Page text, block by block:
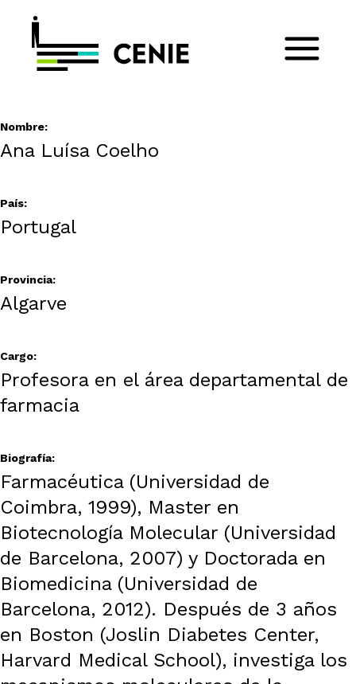
Nombre:
Ana Luísa Coelho
País:
Portugal
Provincia:
Algarve
Cargo:
Profesora en el área departamental de
farmacia
Biografía:
Farmacéutica (Universidad de
Coimbra, 1999), Master en
Biotecnología Molecular (Universidad
de Barcelona, 2007) y Doctorada en
Biomedicina (Universidad de
Barcelona, 2012). Después de 3 años
en Boston (Joslin Diabetes Center,
Harvard Medical School), investiga los